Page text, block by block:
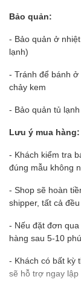
Bảo quản:
- Bảo quản ở
lạnh)
- Tránh để bánh
chảy kem
- Bảo quản tủ
Lưu ý mua hàng:
- Khách kiểm tra
đúng mẫu không
- Shop sẽ hoàn
shipper, tất cả
- Nếu đặt đơn
hàng sau 5-10
- Khách có bất kỳ
sẽ hỗ trợ ngay lập